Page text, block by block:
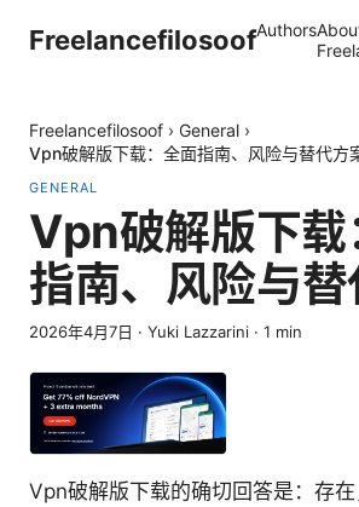
FreelancefilosoofAuthors
Freelancefilosoof › General ›
Vpn破解版下载：全面指南、风险与替代方
GENERAL
Vpn破解版下载
指南、风险与
2026年4月7日 · Yuki Lazzarini · 1 min
Vpn破解版下载的确切回答是：存